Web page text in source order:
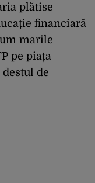
plătise
financiară
marile
pe piața
de